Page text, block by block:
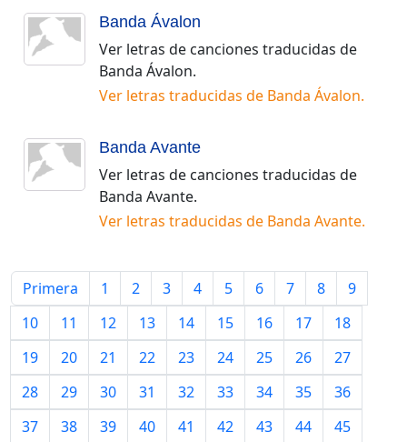
Banda Ávalon
Ver letras de canciones traducidas de
Banda Ávalon.
Ver letras traducidas de Banda Ávalon.
Banda Avante
Ver letras de canciones traducidas de
Banda Avante.
Ver letras traducidas de Banda Avante.
Primera 1 2 3 4 5 6 7 8
9
10
11 12 13 14 15 16 17
18
19
20 21 22 23 24 25 26
27
28
29 30 31 32 33 34 35
36
37
38 39 40 41 42 43 44
45